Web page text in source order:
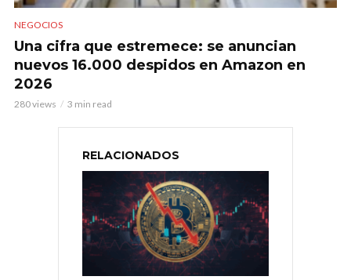
NEGOCIOS
Una cifra que estremece: se anuncian
nuevos 16.000 despidos en Amazon en
2026
280 views 3 min read
RELACIONADOS